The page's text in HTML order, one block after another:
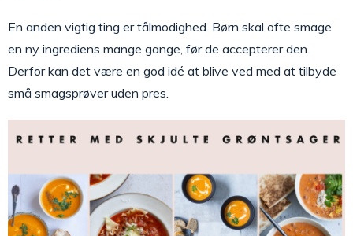
En anden vigtig ting er tålmodighed. Børn skal ofte smage
en ny ingrediens mange gange, før de accepterer den.
Derfor kan det være en god idé at blive ved med at tilbyde
små smagsprøver uden pres.